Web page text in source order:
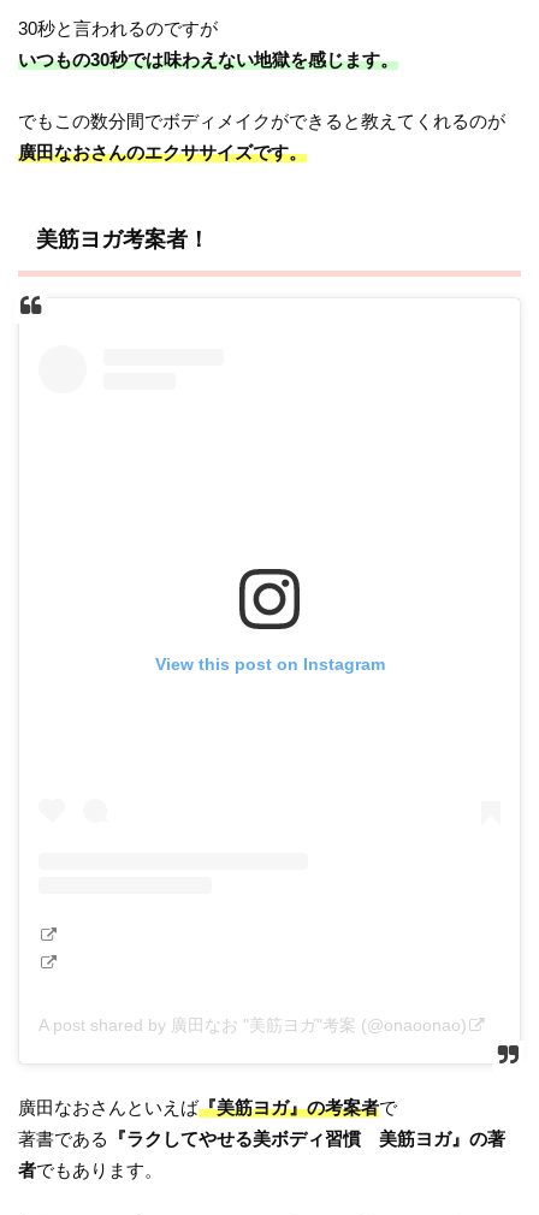
30秒と言われるのですが
いつもの30秒では味わえない地獄を感じます。
でもこの数分間でボディメイクができると教えてくれるのが
廣田なおさんのエクササイズです。
美筋ヨガ考案者！
View this post on Instagram
A post shared by 廣田なお "美筋ヨガ"考案 (@onaoonao)
廣田なおさんといえば『美筋ヨガ』の考案者で
著書である
『ラクしてやせる美ボディ習慣 美筋ヨガ』の著
者でもあります。